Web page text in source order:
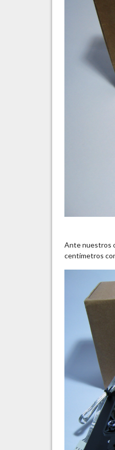
Ante nuestros
centímetros